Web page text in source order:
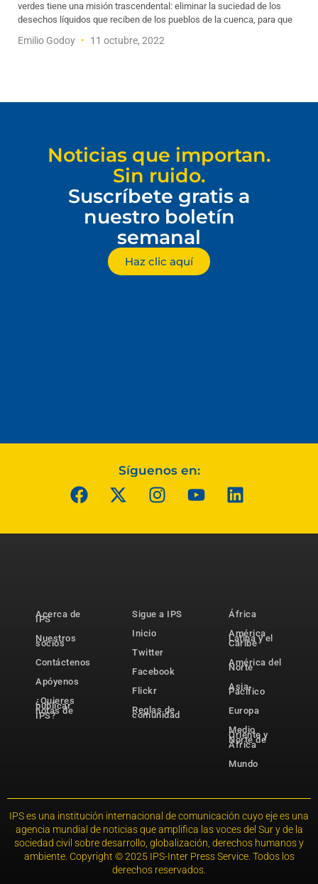
verdes tiene una misión trascendental: eliminar la suciedad de los
desechos líquidos que reciben de los pueblos de la cuenca, para que
Emilio Godoy 11 octubre, 2022
Noticias que importan.
Sin ruido.
Suscríbete gratis a
nuestro boletín
semanal
Haz clic aquí
Síguenos en:
Acerca de
IPS
Nuestros
socios
Contáctenos
Apóyenos
¿Quieres
publicar
notas de
IPS?
Sigue a IPS
Inicio
Twitter
Facebook
Flickr
Reglas de
comunidad
África
América
Latina y el
Caribe
América del
Norte
Asia-
Pacífico
Europa
Medio
Oriente y
Norte de
África
Mundo
IPS es una institución internacional de comunicación cuyo eje es una
agencia mundial de noticias que amplifica las voces del Sur y de la
sociedad civil sobre desarrollo, globalización, derechos humanos y
ambiente. Copyright © 2025 IPS-Inter Press Service. Todos los
derechos reservados.